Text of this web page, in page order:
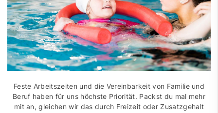
Feste Arbeits­zeiten und die Ver­ein­bar­keit von Fami­lie und
Beruf haben für uns höchste Prio­rität. Packst du mal mehr
mit an, gleichen wir das durch Frei­zeit oder Zusatz­gehalt